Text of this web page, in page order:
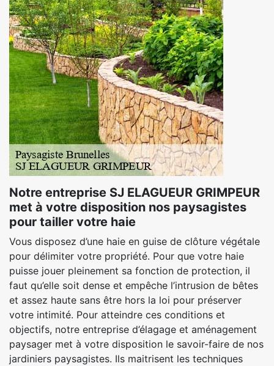
Notre entreprise SJ ELAGUEUR GRIMPEUR
met à votre disposition nos paysagistes
pour tailler votre haie
Vous disposez d’une haie en guise de clôture végétale
pour délimiter votre propriété. Pour que votre haie
puisse jouer pleinement sa fonction de protection, il
faut qu’elle soit dense et empêche l’intrusion de bêtes
et assez haute sans être hors la loi pour préserver
votre intimité. Pour atteindre ces conditions et
objectifs, notre entreprise d’élagage et aménagement
paysager met à votre disposition le savoir-faire de nos
jardiniers paysagistes. Ils maitrisent les techniques